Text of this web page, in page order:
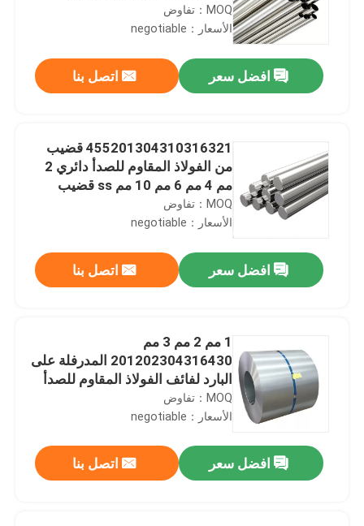
201202
MOQ：تفاوض
الأسعار：negotiable
افضل سعر اتصل بنا
455201304310316321 قضيب
من الفولاذ المقاوم للصدأ دائري 2
مم 4 مم 6 مم 10 مم ss قضيب
440c
MOQ：تفاوض
الأسعار：negotiable
افضل سعر اتصل بنا
1 مم 2 مم 3 مم
201202304316430 المدرفلة على
البارد لفائف الفولاذ المقاوم للصدأ
الشريط المعدني 2B السطح
MOQ：تفاوض
الأسعار：negotiable
افضل سعر اتصل بنا